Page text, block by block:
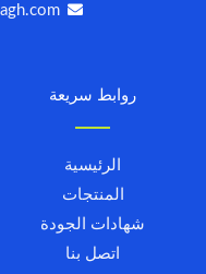
روابط سريعة
الرئيسية
المنتجات
شهادات الجودة
اتصل بنا